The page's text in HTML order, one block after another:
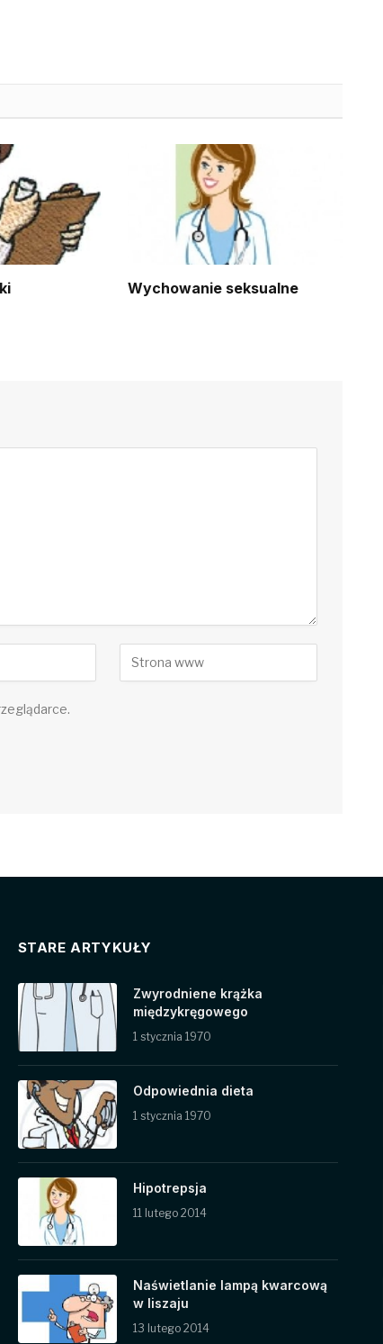
Wychowanie seksualne
STARE ARTYKUŁY
Zwyrodniene krążka
międzykręgowego
1 stycznia 1970
Odpowiednia dieta
1 stycznia 1970
Hipotrepsja
11 lutego 2014
Naświetlanie lampą kwarcową
w liszaju
13 lutego 2014